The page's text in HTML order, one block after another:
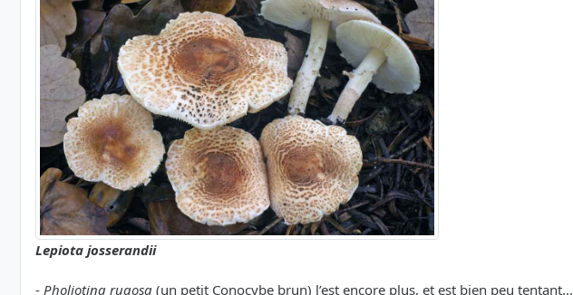
Lepiota josserandii
- Pholiotina rugosa (un petit Conocybe brun) l’est encore plus, et est bien peu tentant...